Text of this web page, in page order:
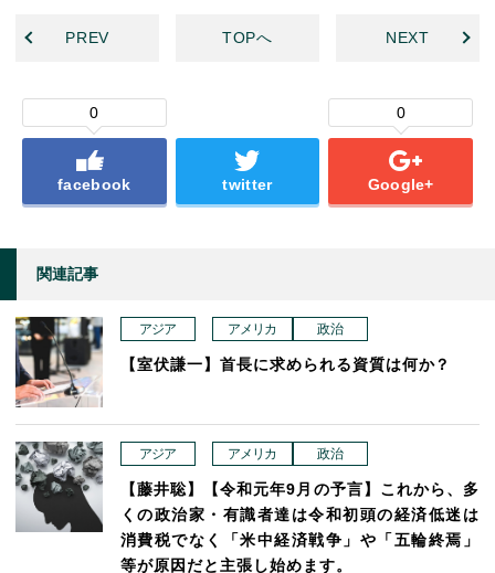
PREV TOPへ NEXT
0
facebook twitter
0
Google+
関連記事
アジア アメリカ 政治
【室伏謙一】首長に求められる資質は何か？
アジア アメリカ 政治
【藤井聡】【令和元年9月の予言】これから、多
くの政治家・有識者達は令和初頭の経済低迷は
消費税でなく「米中経済戦争」や「五輪終焉」
等が原因だと主張し始めます。